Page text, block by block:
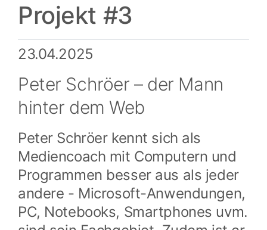
Projekt #3
23.04.2025
Peter Schröer – der Mann
hinter dem Web
Peter Schröer kennt sich als
Mediencoach mit Computern und
Programmen besser aus als jeder
andere - Microsoft-Anwendungen,
PC, Notebooks, Smartphones uvm.